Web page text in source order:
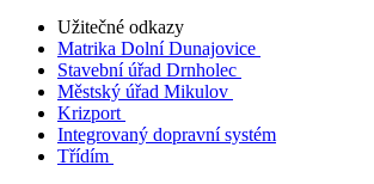
Užitečné odkazy
Matrika Dolní Dunajovice
Stavební úřad Drnholec
Městský úřad Mikulov
Krizport
Integrovaný dopravní systém
Třídím